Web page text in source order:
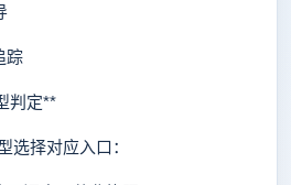
踪
判定**
择对应入口：